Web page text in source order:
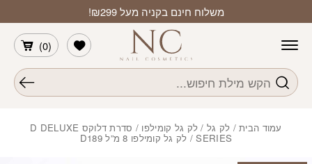
משלוח חינם בקניה מעל ₪299!
חיפוש
(
0
)
הרשימה שלי
עמוד הבית/ לק גל / לק גל קומילפו / סדרת דלוקס D DELUXE
SERIES/ לק גל קומילפו 8 מ”ל D189